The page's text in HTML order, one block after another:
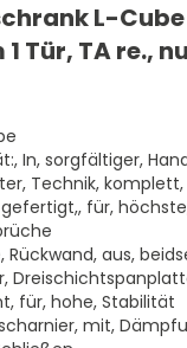
L-
Tür, TA re.,
In, sorgfältiger,
Technik, komplett,
für,
Rückwand, aus,
für, hohe, Stabilität
mit,